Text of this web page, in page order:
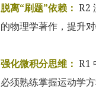
脱离“刷题”依赖： R2
的物理学著作，提升
强化微积分思维： R1
必须熟练掌握运动学